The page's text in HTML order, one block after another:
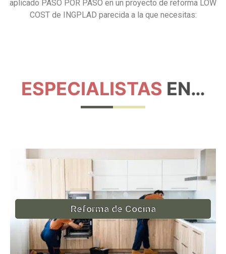
aplicado PASO POR PASO en un proyecto de reforma LOW
COST de INGPLAD parecida a la que necesitas:
ESPECIALISTAS EN…
Reforma de Cocina